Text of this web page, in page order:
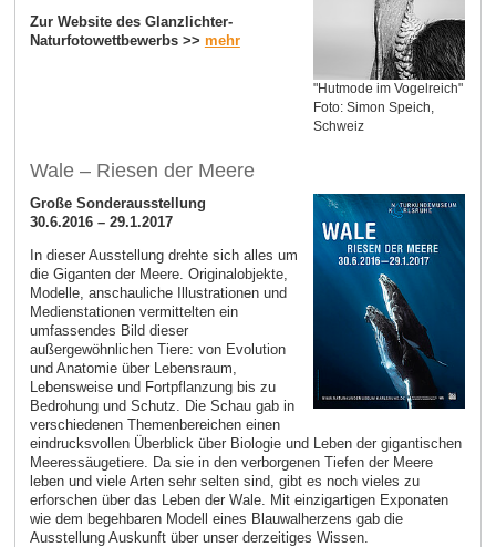
"Hutmode im Vogelreich"
Foto: Simon Speich,
Schweiz
Zur Website des Glanzlichter-
Naturfotowettbewerbs >> mehr
Wale – Riesen der Meere
Große Sonderausstellung
30.6.2016 – 29.1.2017
In dieser Ausstellung drehte sich alles um
die Giganten der Meere. Originalobjekte,
Modelle, anschauliche Illustrationen und
Medienstationen vermittelten ein
umfassendes Bild dieser
außergewöhnlichen Tiere: von Evolution
und Anatomie über Lebensraum,
Lebensweise und Fortpflanzung bis zu
Bedrohung und Schutz. Die Schau gab in
verschiedenen Themenbereichen einen
eindrucksvollen Überblick über Biologie und Leben der gigantischen
Meeressäugetiere. Da sie in den verborgenen Tiefen der Meere
leben und viele Arten sehr selten sind, gibt es noch vieles zu
erforschen über das Leben der Wale. Mit einzigartigen Exponaten
wie dem begehbaren Modell eines Blauwalherzens gab die
Ausstellung Auskunft über unser derzeitiges Wissen.